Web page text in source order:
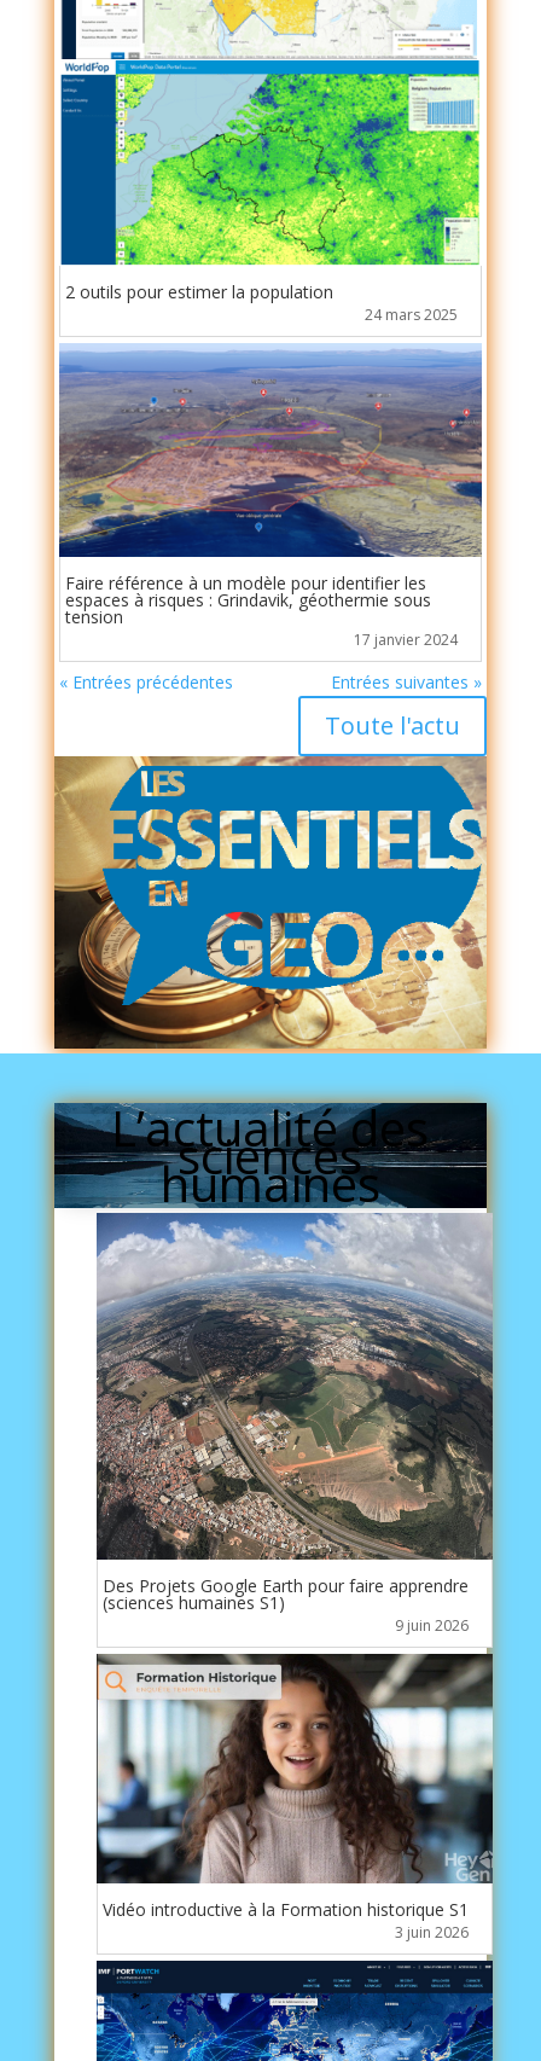
2 outils pour estimer la population
24 mars 2025
Faire référence à un modèle pour identifier les
espaces à risques : Grindavik, géothermie sous
tension
17 janvier 2024
« Entrées précédentes Entrées suivantes »
Toute l'actu
L’actualité des
sciences
humaines
Des Projets Google Earth pour faire apprendre
(sciences humaines S1)
9 juin 2026
Vidéo introductive à la Formation historique S1
3 juin 2026